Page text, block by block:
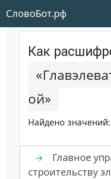
СловоБот.рф
Как
ой»
Найдено значений:
→
Главное
строительству